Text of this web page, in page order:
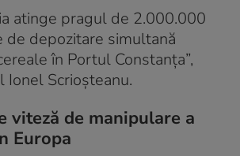
atinge pragul de 2.000.000
de depozitare simultană
în Portul Constanța”,
Ionel Scrioșteanu.
viteză de manipulare a
Europa